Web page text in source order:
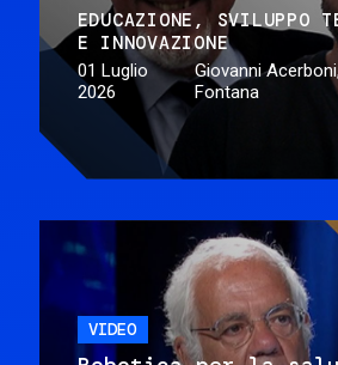
EDUCAZIONE
SVILUPPO
E INNOVAZIONE
01 Luglio
2026
Giovanni
Fontana
VIDEO